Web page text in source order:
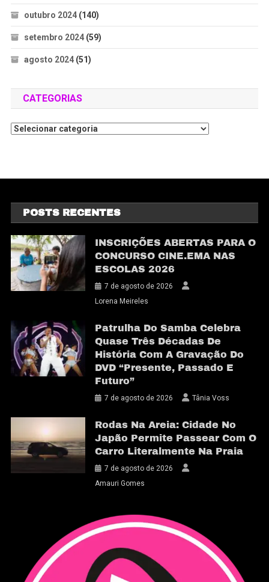
outubro 2024(140)
setembro 2024(59)
agosto 2024(51)
CATEGORIAS
POSTS RECENTES
INSCRIÇÕES ABERTAS PARA O
CONCURSO CINE.EMA NAS
ESCOLAS 2026
7 de agosto de 2026
Lorena Meireles
Patrulha Do Samba Celebra
Quase Três Décadas De
História Com A Gravação Do
DVD “Presente, Passado E
Futuro”
7 de agosto de 2026 Tânia Voss
Rodas Na Areia: Cidade No
Japão Permite Passear Com O
Carro Literalmente Na Praia
7 de agosto de 2026
Amauri Gomes